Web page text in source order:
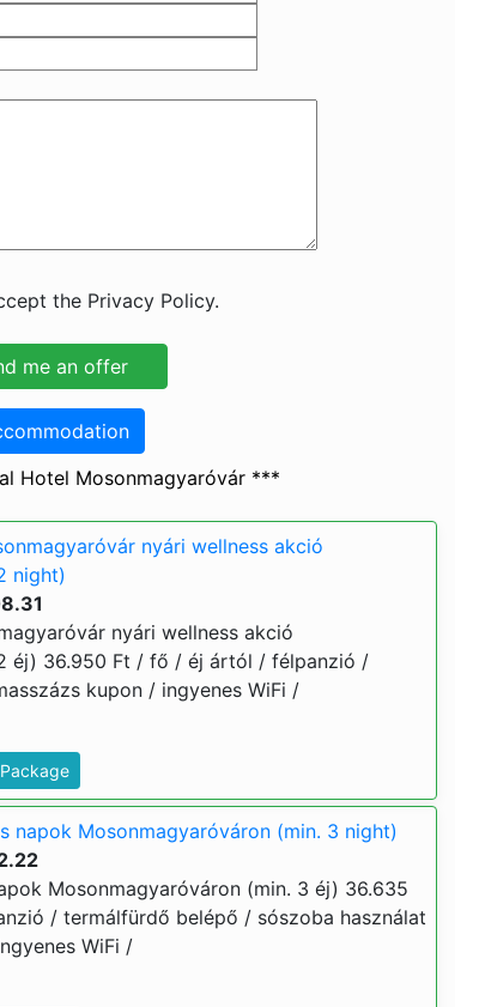
the Privacy Policy.
Hotel Mosonmagyaróvár ***
nyári wellness akció
night)
nyári wellness akció
éj) 36.950 Ft / fő / éj ártól / félpanzió /
kupon / ingyenes WiFi /
Mosonmagyaróváron (min. 3 night)
Mosonmagyaróváron (min. 3 éj) 36.635
/ termálfürdő belépő / sószoba használat
WiFi /